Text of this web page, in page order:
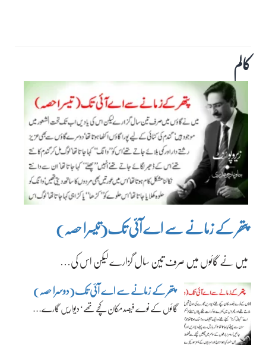
کالم
پتھر کے زمانے سے اے آئی تک(تیسرا حصہ)
میں نے گائوں میں صرف تین سال گزارے لیکن اس کی…
پتھر کے زمانے سے اے آئی تک(دوسرا حصہ)
گائوں کے نوے فیصد مکان کچے تھے‘ دیواریں گارے…